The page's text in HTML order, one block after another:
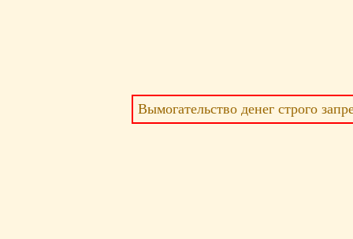
Вымогательство денег строго